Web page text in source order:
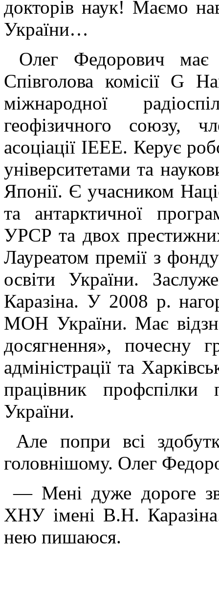
докторів наук! Маємо
України…
Олег Федорович має
Співголова комісії G
міжнародної
геофізичного союзу,
асоціації IEEE. Керує
університетами та
Японії. Є учасником
та антарктичної
УРСР та двох
Лауреатом премії з
освіти України.
Каразіна. У 2008 р.
МОН України. Має
досягнення», почесну
адміністрації та
працівник профспілки
України.
Але попри всі
головнішому. Олег
— Мені дуже дороге
ХНУ імені В.Н.
нею пишаюся.